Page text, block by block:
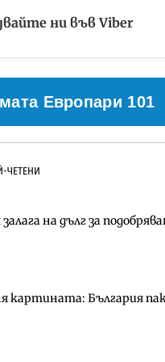
ни във Viber
Европари 101
ЧЕТЕНИ
на дълг за
картината: България
за преместването
Петрохан ще върви
Петрохан ще върви
придобиване на Euroapi